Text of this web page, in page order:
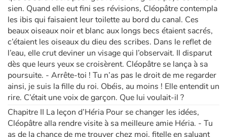
sien. Quand elle eut fini ses révisions, Cléopâtre contempla
les ibis qui faisaient leur toilette au bord du canal. Ces
beaux oiseaux noir et blanc aux longs becs étaient sacrés,
c’étaient les oiseaux du dieu des scribes. Dans le reflet de
l’eau, elle crut deviner un visage qui l’observait. Il disparut
dès que leurs yeux se croisèrent. Cléopâtre se lança à sa
poursuite. - Arrête-toi ! Tu n’as pas le droit de me regarder
ainsi, je suis la fille du roi. Obéis, au moins ! Elle entendit un
rire. C’était une voix de garçon. Que lui voulait-il ?
Chapitre II La leçon d’Héria Pour se changer les idées,
Cléopâtre alla rendre visite à sa meilleure amie Héria. - Tu
as de la chance de me trouver chez moi, fitelle en saluant